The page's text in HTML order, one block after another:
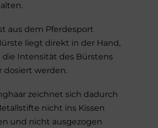
aus dem Pferdesport
liegt direkt in der Hand,
Intensität des Bürstens
dosiert werden.
zeichnet sich dadurch
nicht ins Kissen
und nicht ausgezogen